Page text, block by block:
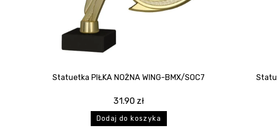
Statuetka PIŁKA NOŻNA WING-BMX/SOC7
31.90 zł
Dodaj do koszyka